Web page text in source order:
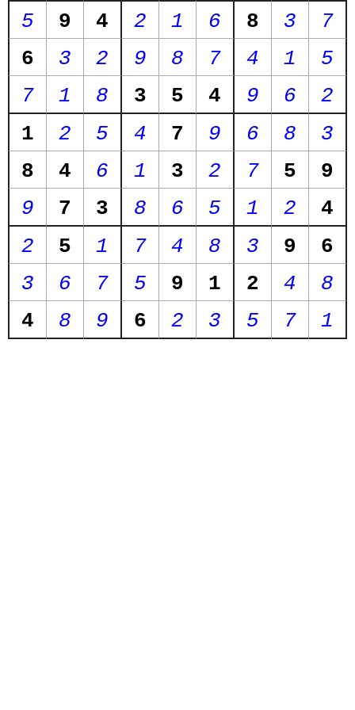
5 9 4 2 1 6 8 3
7
6
3 2 9 8 7 4 1
5
7
1 8 3 5 4 9 6
2
1
2 5 4 7 9 6 8
3
8
4 6 1 3 2 7 5
9
9
7 3 8 6 5 1 2
4
2
5 1 7 4 8 3 9
6
3
6 7 5 9 1 2 4
8
4
8 9 6 2 3 5 7 1